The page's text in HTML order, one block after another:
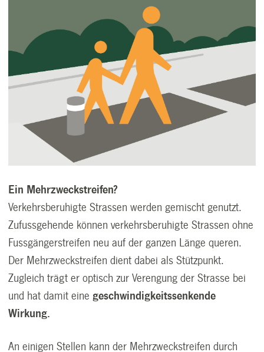
Ein Mehrzweckstreifen?
Verkehrsberuhigte Strassen werden gemischt genutzt.
Zufussgehende können verkehrsberuhigte Strassen ohne
Fussgängerstreifen neu auf der ganzen Länge queren.
Der Mehrzweckstreifen dient dabei als Stützpunkt.
Zugleich trägt er optisch zur Verengung der Strasse bei
und hat damit eine geschwindigkeitssenkende
Wirkung.
An einigen Stellen kann der Mehrzweckstreifen durch